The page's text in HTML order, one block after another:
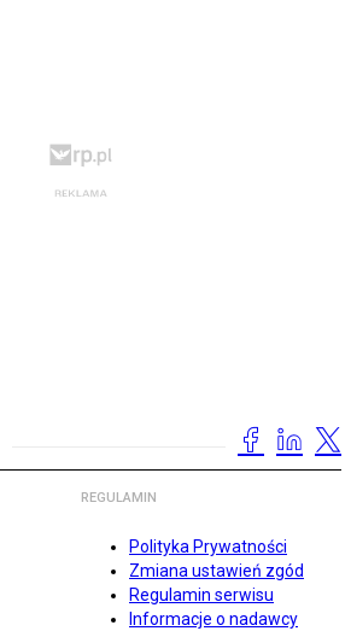
REGULAMIN
Polityka Prywatności
Zmiana ustawień zgód
Regulamin serwisu
Informacje o nadawcy